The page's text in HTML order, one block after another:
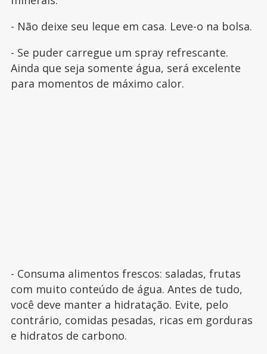
- Não deixe seu leque em casa. Leve-o na bolsa.
- Se puder carregue um spray refrescante.
Ainda que seja somente água, será excelente
para momentos de máximo calor.
- Consuma alimentos frescos: saladas, frutas
com muito conteúdo de água. Antes de tudo,
você deve manter a hidratação. Evite, pelo
contrário, comidas pesadas, ricas em gorduras
e hidratos de carbono.